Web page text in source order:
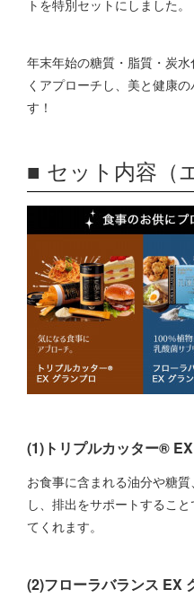
トを特別セットにしました。
年末年始の糖質・脂質・炭
くアプローチし、美と健康
す！
■ セット内容（
(1)トリプルカッター®
お食事に含まれる油分や糖
し、排出をサポートするこ
てくれます。
(2)フローラバランス EX